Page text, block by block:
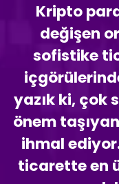
Kripto
değişen
sofistike
yazık ki, çok
önem
ihmal
ticarette en